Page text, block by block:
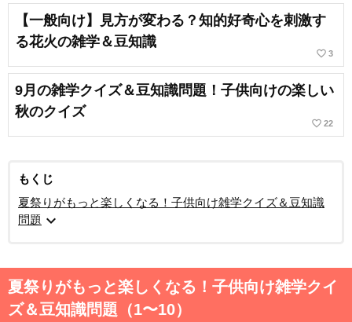
【一般向け】見方が変わる？知的好奇心を刺激す
る花火の雑学＆豆知識
favorite_border 3
9月の雑学クイズ＆豆知識問題！子供向けの楽しい
秋のクイズ
favorite_border 22
もくじ
夏祭りがもっと楽しくなる！子供向け雑学クイズ＆豆知識
問題 expand_more
夏祭りがもっと楽しくなる！子供向け雑学クイ
ズ＆豆知識問題（1〜10）